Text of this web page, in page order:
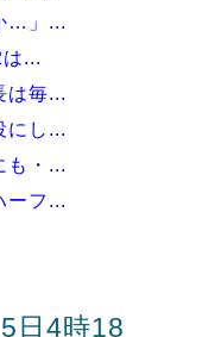
…」...
...
は毎...
にし...
も・...
ーフ...
日4時18